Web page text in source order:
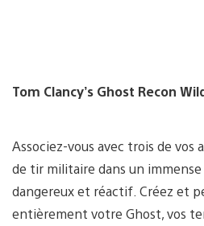
Tom Clancy’s Ghost Recon
Associez-vous avec trois de vos
de tir militaire dans un
dangereux et réactif. Créez et
entièrement votre Ghost, vos